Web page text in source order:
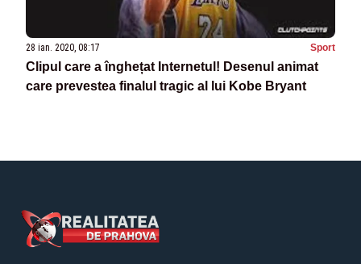
28 ian. 2020, 08:17 Sport
Clipul care a înghețat Internetul! Desenul animat
care prevestea finalul tragic al lui Kobe Bryant